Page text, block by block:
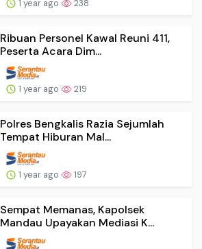
1 year ago 238
Ribuan Personel Kawal Reuni 411,
Peserta Acara Dim...
1 year ago 219
Polres Bengkalis Razia Sejumlah
Tempat Hiburan Mal...
1 year ago 197
Sempat Memanas, Kapolsek
Mandau Upayakan Mediasi K...